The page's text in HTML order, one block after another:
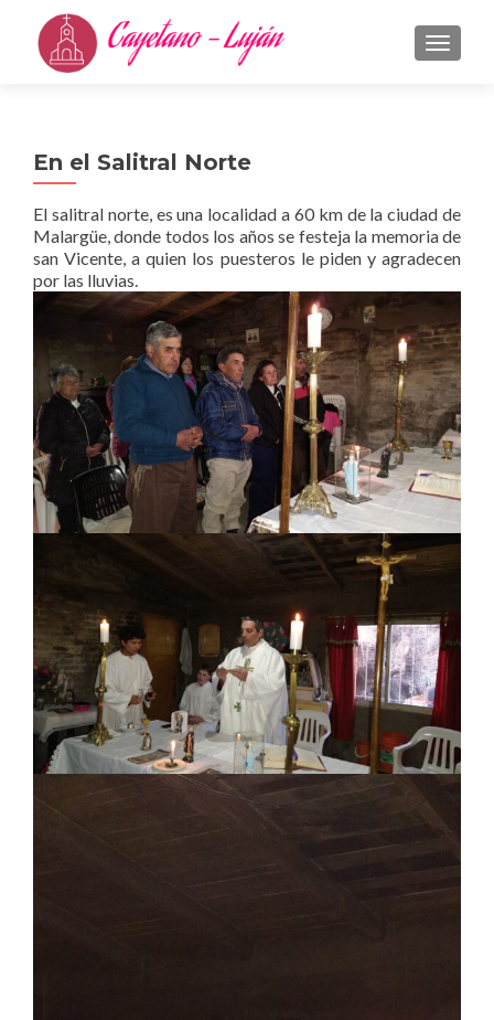
En el Salitral Norte
El salitral norte, es una localidad a 60 km de la ciudad de
Malargüe, donde todos los años se festeja la memoria de
san Vicente, a quien los puesteros le piden y agradecen
por las lluvias.